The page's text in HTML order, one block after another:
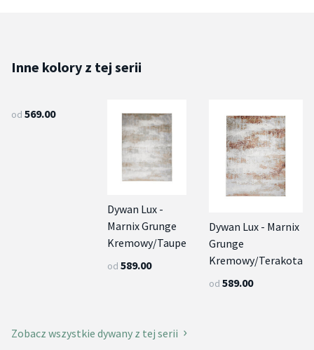
Inne kolory z tej serii
od 569.00
Dywan Lux -
Marnix Grunge
Kremowy/Taupe
od 589.00
Dywan Lux - Marnix
Grunge
Kremowy/Terakota
od 589.00
Zobacz wszystkie dywany z tej serii